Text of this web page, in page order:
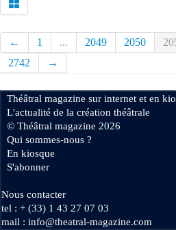
← 1 ... 2049 2050
2742
→
Théâtral magazine sur internet et en
L'actualité de la création théâtrale
© Théâtral magazine 2026
Qui sommes-nous ?
En kiosque
S'abonner
Nous contacter
tel : + (33) 1 43 27 07 03
mail : info@theatral-magazine.com